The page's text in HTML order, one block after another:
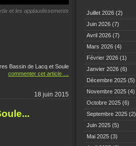
et les applaudissements
Bassin de Lacq et Soule
commenter cet article
18 juin 2015
Juillet 2026 (2)
Juin 2026 (7)
Avril 2026 (7)
Mars 2026 (4)
Février 2026 (1)
Janvier 2026 (6)
Décembre 2025 (5)
Novembre 2025 (4)
Octobre 2025 (6)
Septembre 2025 (2)
Juin 2025 (5)
Mai 2025 (3)